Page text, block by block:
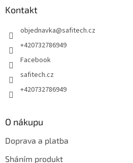
Kontakt
objednavka@safitech.cz
+420732786949
Facebook
safitech.cz
+420732786949
O nákupu
Doprava a platba
Sháním produkt